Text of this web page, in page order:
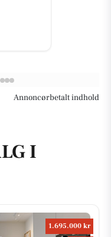
Annoncørbetalt indhold
I
1.695.000 kr